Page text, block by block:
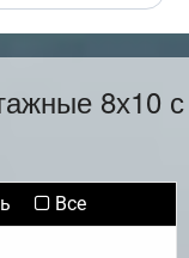
8х10 с
Все